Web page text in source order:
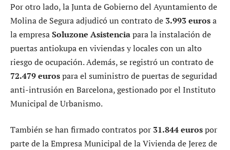
Por otro lado, la Junta de Gobierno del Ayuntamiento de
Molina de Segura adjudicó un contrato de 3.993 eurosa
la empresaSoluzone Asistenciapara la instalación de
puertas antiokupa en viviendas y locales con un alto
riesgo de ocupación. Además, se registró un contrato de
72.479 eurospara el suministro de puertas de seguridad
anti-intrusión en Barcelona, gestionado por el Instituto
Municipal de Urbanismo.
También se han firmado contratos por 31.844 eurospor
parte de la Empresa Municipal de la Vivienda de Jerez de